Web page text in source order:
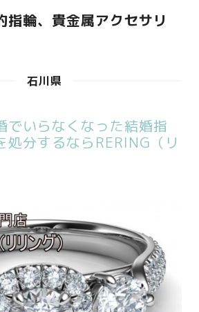
指輪、貴金属アクセサリ
石川県
でいらなくなった結婚指
処分するならRERING（リ